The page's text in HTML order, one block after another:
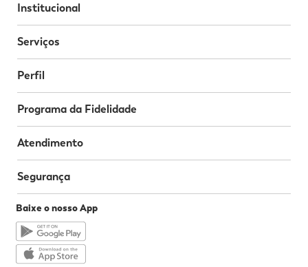
Institucional
Serviços
Perfil
Programa da Fidelidade
Atendimento
Segurança
Baixe o nosso App